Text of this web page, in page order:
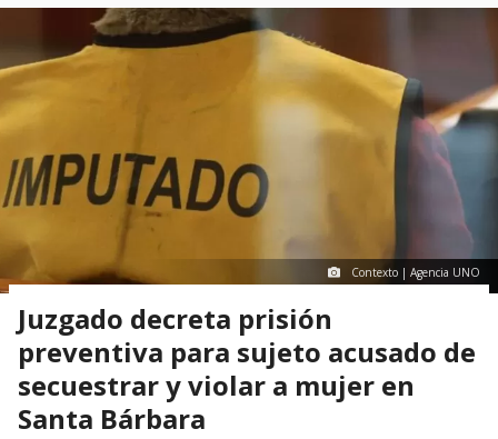
Contexto | Agencia UNO
Juzgado decreta prisión
preventiva para sujeto acusado de
secuestrar y violar a mujer en
Santa Bárbara